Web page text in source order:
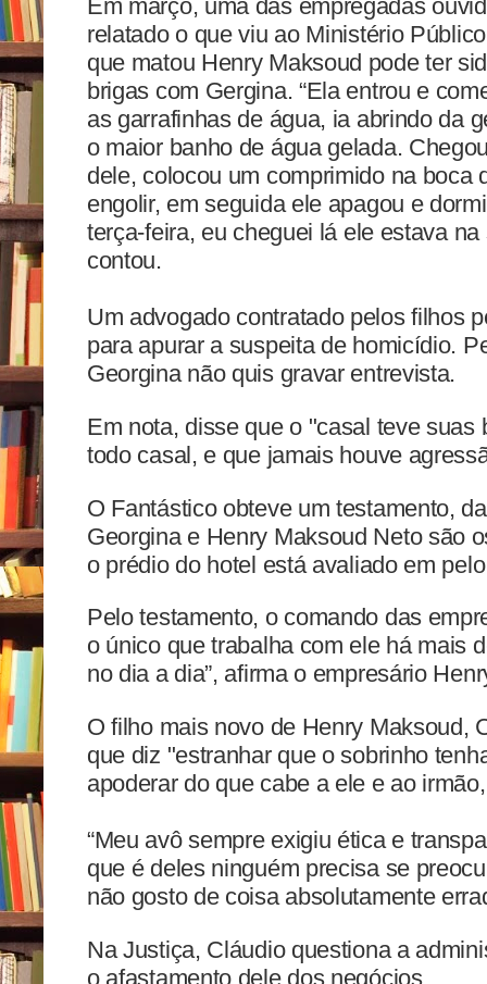
Em março, uma das empregadas
relatado o que viu ao Ministério
que matou Henry Maksoud pode ter
brigas com Gergina. “Ela entrou e
as garrafinhas de água, ia abrindo da
o maior banho de água gelada.
dele, colocou um comprimido na boca
engolir, em seguida ele apagou e
terça-feira, eu cheguei lá ele estava
contou.
Um advogado contratado pelos filhos
para apurar a suspeita de homicídio.
Georgina não quis gravar entrevista.
Em nota, disse que o "casal teve suas
todo casal, e que jamais houve
O Fantástico obteve um testamento,
Georgina e Henry Maksoud Neto são
o prédio do hotel está avaliado em
Pelo testamento, o comando das
o único que trabalha com ele há mais
no dia a dia”, afirma o empresário
O filho mais novo de Henry Maksoud,
que diz "estranhar que o sobrinho
apoderar do que cabe a ele e ao
“Meu avô sempre exigiu ética e
que é deles ninguém precisa se
não gosto de coisa absolutamente
Na Justiça, Cláudio questiona a
o afastamento dele dos negócios.